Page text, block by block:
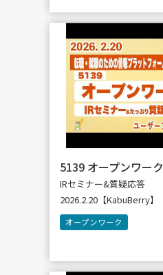
5139 オープンワーク
IRセミナー&質疑応答
2026.2.20【KabuBerry】
オープンワーク